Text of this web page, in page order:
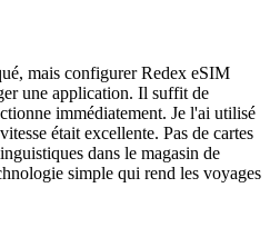
mais configurer Redex eSIM
une application. Il suffit de
immédiatement. Je l'ai utilisé
était excellente. Pas de cartes
dans le magasin de
simple qui rend les voyages